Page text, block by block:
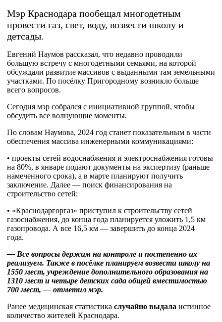
Мэр Краснодара пообещал многодетным
провести газ, свет, воду, возвести школу и
детсады.
Евгений Наумов рассказал, что недавно проводили
большую встречу с многодетными семьями, на которой
обсуждали развитие массивов с выданными там земельными
участками. По посёлку Пригородному возникло больше
всего вопросов.
Сегодня мэр собрался с инициативной группой, чтобы
обсудить все волнующие моменты.
По словам Наумова, 2024 год станет показательным в части
обеспечения массива инженерными коммуникациями:
• проекты сетей водоснабжения и электроснабжения готовы
на 80%, в январе подают документы на экспертизу (раньше
намеченного срока), а в марте планируют получить
заключение. Далее — поиск финансирования на
строительство сетей;
• «Краснодаргоргаз» приступил к строительству сетей
газоснабжения, до конца года планируется уложить 1,5 км
газопровода. А все 16,5 км — завершить до конца 2024
года.
— Все вопросы держим на контроле и постепенно их
реализуем. Также в посёлке планируем возвести школу на
1550 мест, учреждение дополнительного образования на
1310 мест и четыре детских сада общей вместимостью
700 мест, — отметил мэр.
Ранее медицинская статистика случайно выдала истинное
количество жителей Краснодара.